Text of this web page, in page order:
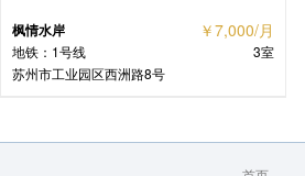
枫情水岸
地铁：1号线
苏州市工业园区西洲路8号
￥7,000/月
3室